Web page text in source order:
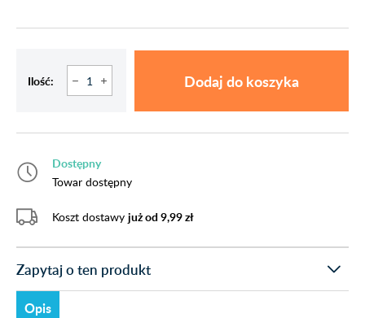
Ilość: Dodaj do koszyka
Dostępny
Towar dostępny
Koszt dostawy już od 9,99 zł
Zapytaj o ten produkt
Opis